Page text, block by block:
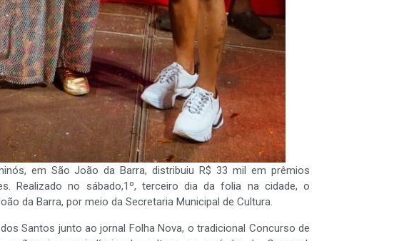
em São João da Barra, distribuiu R$ 33 mil em prêmios
Realizado no sábado,1º, terceiro dia da folia na cidade, o
da Barra, por meio da Secretaria Municipal de Cultura.
Santos junto ao jornal Folha Nova, o tradicional Concurso de